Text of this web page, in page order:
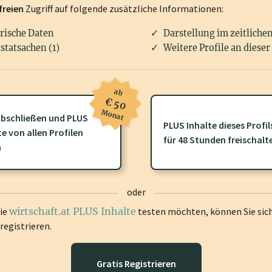
gibt es zusätzliche wirtschaft.at PLUS Inhaltedie Sie
Sie sich ein um diese Inhalte zu sehen.
Zugriff auf folgende zusätzliche Informationen:
Daten
Darstellung im
(1)
Weitere Profile an dieser
und PLUS
von allen Profilen
ab
€ 50
Monat
PLUS Inhalte dieses
für 48 Stunden
oder
wirtschaft.at PLUS Inhalte testen möchten, können Sie
registrieren.
Gratis Registrieren